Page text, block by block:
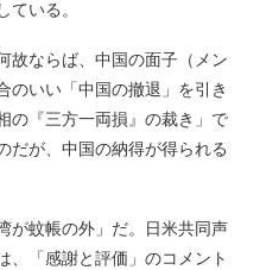
ている。
故ならば、中国の面子（メン
のいい「中国の撤退」を引き
の『三方一両損』の裁き」で
だが、中国の納得が得られる
が蚊帳の外」だ。日米共同声
、「感謝と評価」のコメント